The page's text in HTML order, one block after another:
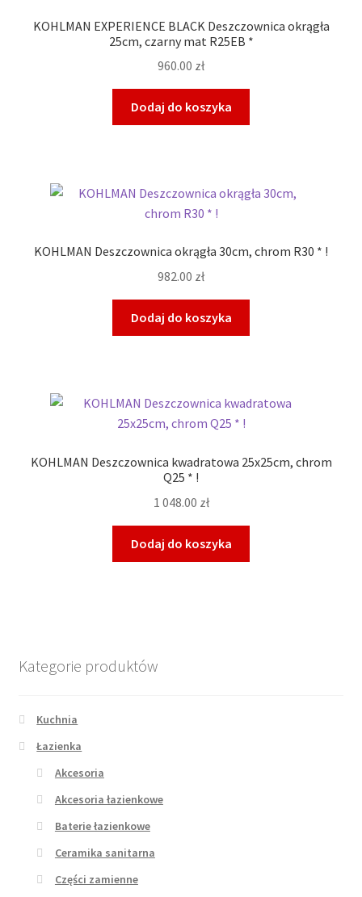
KOHLMAN EXPERIENCE BLACK Deszczownica okrągła
25cm, czarny mat R25EB *
960.00 zł
Dodaj do koszyka
KOHLMAN Deszczownica okrągła 30cm, chrom R30 * !
982.00 zł
Dodaj do koszyka
KOHLMAN Deszczownica kwadratowa 25x25cm, chrom
Q25 * !
1 048.00 zł
Dodaj do koszyka
Kategorie produktów
Kuchnia
Łazienka
Akcesoria
Akcesoria łazienkowe
Baterie łazienkowe
Ceramika sanitarna
Części zamienne